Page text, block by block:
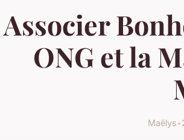
Associer
ONG et la
Maëlys•